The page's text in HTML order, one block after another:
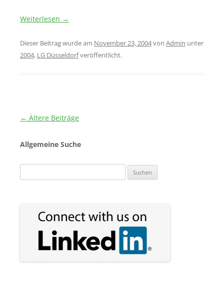
Weiterlesen →
Dieser Beitrag wurde am November 23, 2004von Admin unter
2004, LG Düsseldorfveröffentlicht.
Beitragsnavigation
← Ältere Beiträge
Allgemeine Suche
nach: